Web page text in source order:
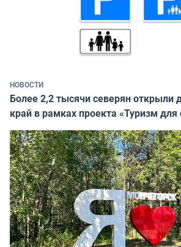
НОВОСТИ
Более 2,2 тысячи северян открыли
край в рамках проекта «Туризм для